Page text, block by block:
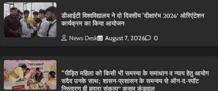
डीआईटी विश्वविद्यालय ने दो दिवसीय ‘दीक्षारंभ 2026’ ओरिएंटेशन
कार्यक्रम का किया आयोजन
News Desk August 7, 2026 0
“पीड़ित महिला को किसी भी समस्या के समाधान व न्याय हेतु आयोग
सदैव उनके साथ; शासन-प्रशासन के समन्वय से ऑन-द-स्पॉट
निस्तारण ही हमारा संकल्प” कुसुम कंडवाल